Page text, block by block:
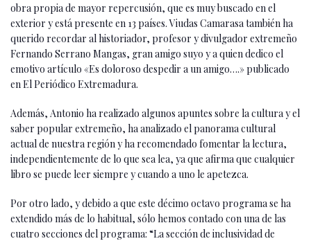
obra propia de mayor repercusión, que es muy buscado en el
exterior y está presente en 13 países. Viudas Camarasa también ha
querido recordar al historiador, profesor y divulgador extremeño
Fernando Serrano Mangas, gran amigo suyo y a quien dedico el
emotivo artículo «Es doloroso despedir a un amigo….» publicado
en El Periódico Extremadura.
Además, Antonio ha realizado algunos apuntes sobre la cultura y el
saber popular extremeño, ha analizado el panorama cultural
actual de nuestra región y ha recomendado fomentar la lectura,
independientemente de lo que sea lea, ya que afirma que cualquier
libro se puede leer siempre y cuando a uno le apetezca.
Por otro lado, y debido a que este décimo octavo programa se ha
extendido más de lo habitual, sólo hemos contado con una de las
cuatro secciones del programa: “La sección de inclusividad de